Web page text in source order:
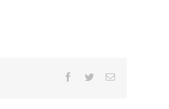
Facebook
TwitterEmail